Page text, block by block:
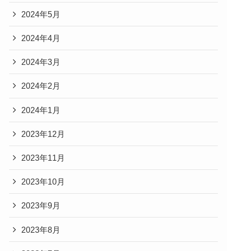
2024年5月
2024年4月
2024年3月
2024年2月
2024年1月
2023年12月
2023年11月
2023年10月
2023年9月
2023年8月